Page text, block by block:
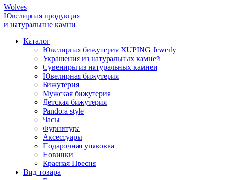
Wolves
Ювелирная продукция
и натуральные камни
Каталог
Ювелирная бижутерия XUPING Jewerly
Украшения из натуральных камней
Сувениры из натуральных камней
Ювелирная бижутерия
Бижутерия
Мужская бижутерия
Детская бижутерия
Pandora style
Часы
Фурнитура
Аксеcсуары
Подарочная упаковка
Новинки
Красная Пресня
Вид товара